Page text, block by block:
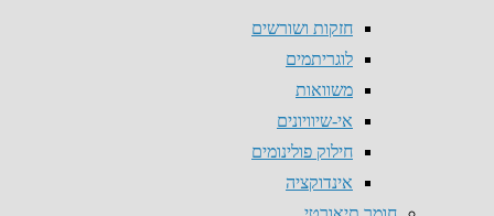
חזקות ושורשים
לוגריתמים
משוואות
אי-שיוויונים
חילוק פולינומים
אינדוקציה